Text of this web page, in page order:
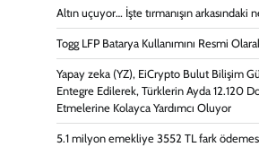
Altın uçuyor… İşte tırmanışın arkasındaki
Togg LFP Batarya Kullanımını Resmi
Yapay zeka (YZ), EiCrypto Bulut Bilişim
Entegre Edilerek, Türklerin Ayda 12.120
Etmelerine Kolayca Yardımcı Oluyor
5.1 milyon emekliye 3552 TL fark